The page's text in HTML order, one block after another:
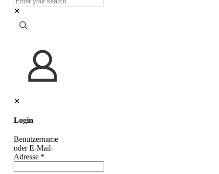
✕
✕
Login
Benutzername
oder E-Mail-
Adresse *